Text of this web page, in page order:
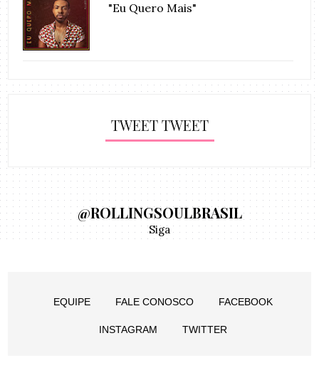
"Eu Quero Mais"
TWEET TWEET
@ROLLINGSOULBRASIL
Siga
EQUIPE FALE CONOSCO FACEBOOK
INSTAGRAM TWITTER